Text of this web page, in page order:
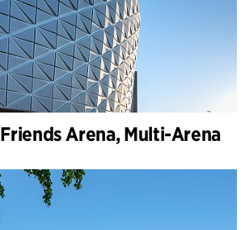
Friends Arena, Multi-Arena